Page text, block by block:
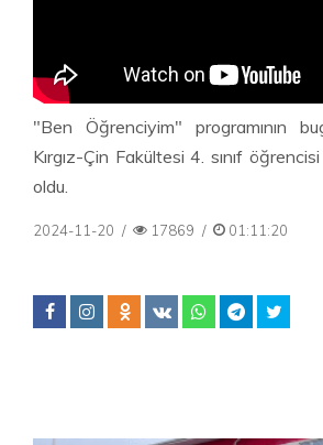
"Ben Öğrenciyim" programının
Kırgız-Çin Fakültesi 4. sınıf
oldu.
2024-11-20 / 17869 / 01:11:20